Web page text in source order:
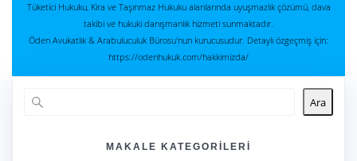
Tüketici Hukuku, Kira ve Taşınmaz Hukuku alanlarında uyuşmazlık çözümü, dava
takibi ve hukuki danışmanlık hizmeti sunmaktadır.
Öden Avukatlık & Arabuluculuk Bürosu'nun kurucusudur. Detaylı özgeçmiş için:
https://odenhukuk.com/hakkimizda/
Ara
MAKALE KATEGORILERI